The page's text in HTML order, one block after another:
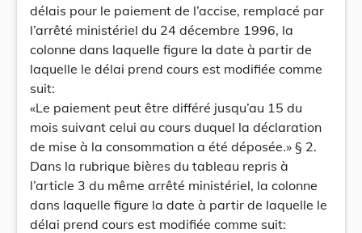
délais pour le paiement de l’accise, remplacé par
l’arrêté ministériel du 24 décembre 1996, la
colonne dans laquelle figure la date à partir de
laquelle le délai prend cours est modifiée comme
suit:
«Le paiement peut être différé jusqu’au 15 du
mois suivant celui au cours duquel la déclaration
de mise à la consommation a été déposée.» § 2.
Dans la rubrique bières du tableau repris à
l’article 3 du même arrêté ministériel, la colonne
dans laquelle figure la date à partir de laquelle le
délai prend cours est modifiée comme suit: